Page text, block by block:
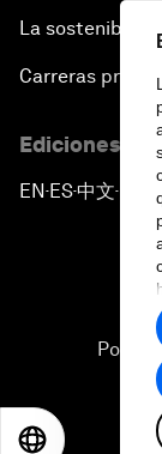
La
Carreras
Ediciones en
EN ▪ES▪中文▪ 日